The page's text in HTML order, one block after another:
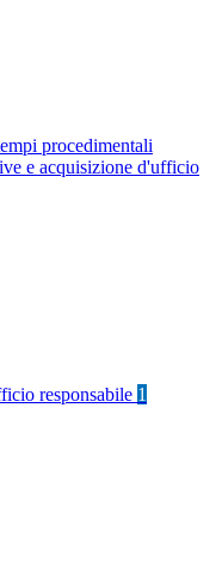
procedimentali
e acquisizione d'ufficio
responsabile 1